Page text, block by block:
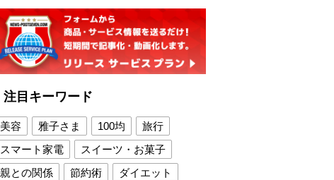
注目キーワード
美容 雅子さま 100均
旅行
スマート家電
スイーツ・お菓子
親との関係
節約術
ダイエット